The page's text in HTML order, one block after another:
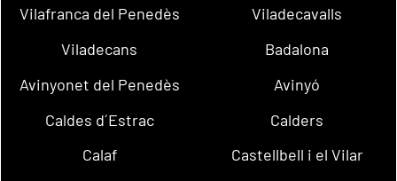
Vilafranca del Penedès
Viladecavalls
Viladecans
Badalona
Avinyonet del Penedès
Avinyó
Caldes d´Estrac
Calders
Calaf
Castellbell i el Vilar